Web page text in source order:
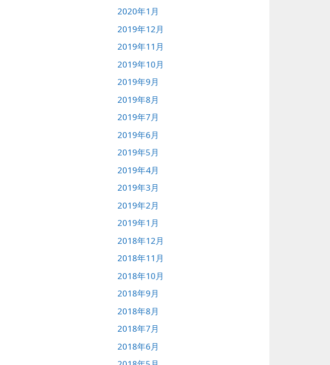
2020年1月
2019年12月
2019年11月
2019年10月
2019年9月
2019年8月
2019年7月
2019年6月
2019年5月
2019年4月
2019年3月
2019年2月
2019年1月
2018年12月
2018年11月
2018年10月
2018年9月
2018年8月
2018年7月
2018年6月